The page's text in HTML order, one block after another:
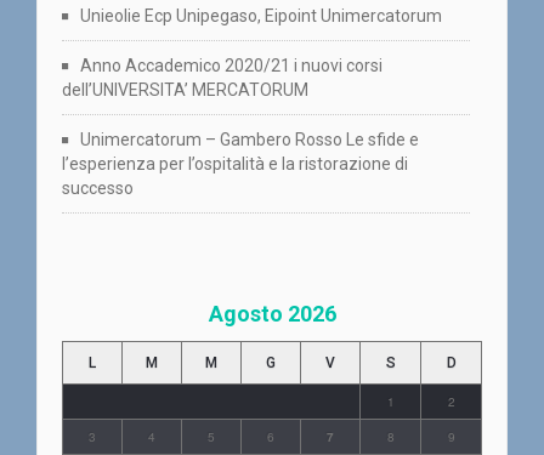
Unieolie Ecp Unipegaso, Eipoint Unimercatorum
Anno Accademico 2020/21 i nuovi corsi
dell’UNIVERSITA’ MERCATORUM
Unimercatorum – Gambero Rosso Le sfide e
l’esperienza per l’ospitalità e la ristorazione di
successo
Agosto 2026
L M M G V S D
1 2
3 4 5 6 7 8 9